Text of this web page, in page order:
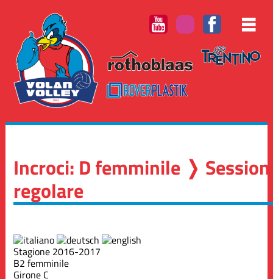
Incroci: D femminile ❭
regolare
Stagione 2016-2017
B2 femminile
Girone C